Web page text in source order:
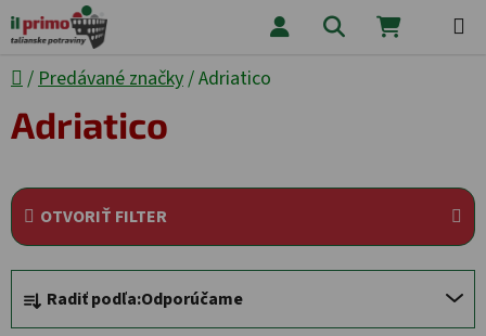
Prejsť na obsah Hľadať
Domov
/ Predávané značky/Adriatico
Adriatico
OTVORIŤ FILTER
Radenie produktov
Radiť podľa:Odporúčame